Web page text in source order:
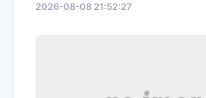
2026-08-08 21:52:27